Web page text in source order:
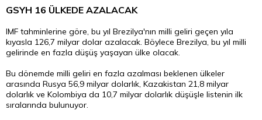
GSYH 16 ÜLKEDE AZALACAK
IMF tahminlerine göre, bu yıl Brezilya'nın milli geliri geçen yıla
kıyasla 126,7 milyar dolar azalacak. Böylece Brezilya, bu yıl milli
gelirinde en fazla düşüş yaşayan ülke olacak.
Bu dönemde milli geliri en fazla azalması beklenen ülkeler
arasında Rusya 56,9 milyar dolarlık, Kazakistan 21,8 milyar
dolarlık ve Kolombiya da 10,7 milyar dolarlık düşüşle listenin ilk
sıralarında bulunuyor.